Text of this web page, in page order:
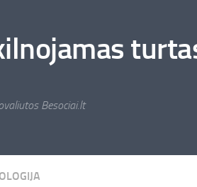
Besociai.lt